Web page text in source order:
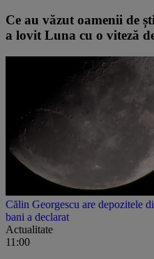
Ce au văzut oamenii de
a lovit Luna cu o viteză
Călin Georgescu are depozitele
bani a declarat
Actualitate
11:00